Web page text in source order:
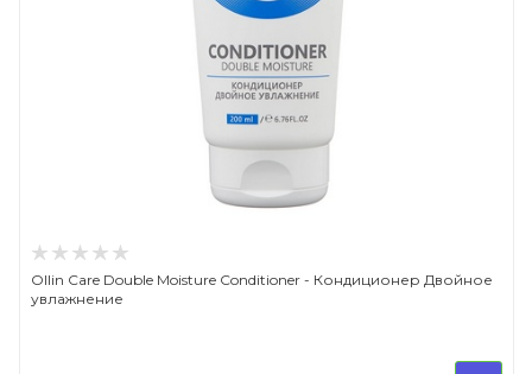
Ollin Care Double Moisture Conditioner - Кондиционер Двойное
увлажнение